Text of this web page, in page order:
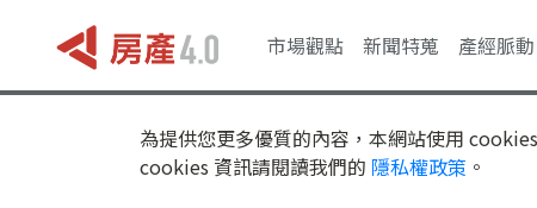
市場觀點 新聞特蒐 產經脈動
為提供您更多優質的內容，本網站使用
cookies 資訊請閱讀我們的 隱私權政策 。